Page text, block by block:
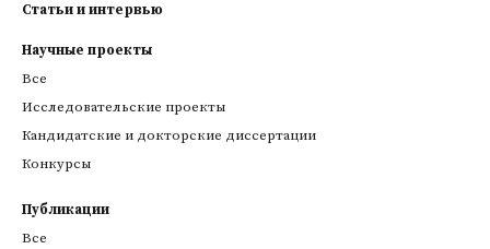
Статьи и интервью
Научные проекты
Все
Исследовательские проекты
Кандидатские и докторские диссертации
Конкурсы
Публикации
Все